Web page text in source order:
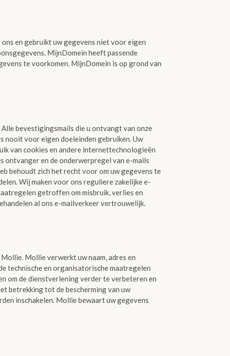
en gebruikt uw gegevens niet voor eigen
MijnDomein heeft passende
te voorkomen. MijnDomein is op grond van
bevestigingsmails die u ontvangt van onze
nooit voor eigen doeleinden gebruiken. Uw
van cookies en andere internettechnologieën
ontvanger en de onderwerpregel van e-mails
behoudt zich het recht voor om uw gegevens te
Wij maken voor ons reguliere zakelijke e-
getroffen om misbruik, verlies en
al ons e-mailverkeer vertrouwelijk.
Mollie verwerkt uw naam, adres en
technische en organisatorische maatregelen
om de dienstverlening verder te verbeteren en
betrekking tot de bescherming van uw
inschakelen. Mollie bewaart uw gegevens